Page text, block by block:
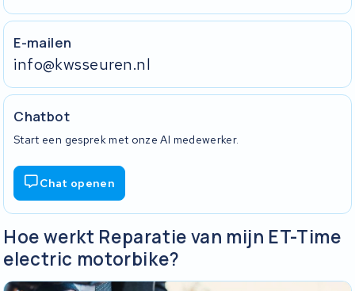
E-mailen
info@kwsseuren.nl
Chatbot
Start een gesprek met onze AI medewerker.
Chat openen
Hoe werkt Reparatie van mijn ET-Time
electric motorbike?